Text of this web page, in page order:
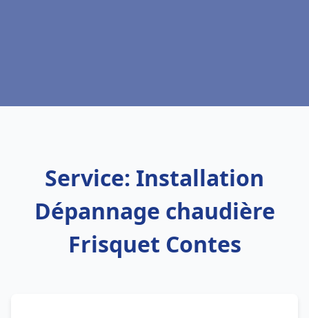
Service: Installation
Dépannage chaudière
Frisquet Contes